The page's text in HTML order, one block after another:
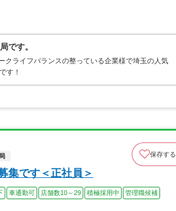
です。
クライフバランスの整っている企業様で埼玉の人気
す！
保存する
集です＜正社員＞
車通勤可 店舗数10～29 積極採用中 管理職候補